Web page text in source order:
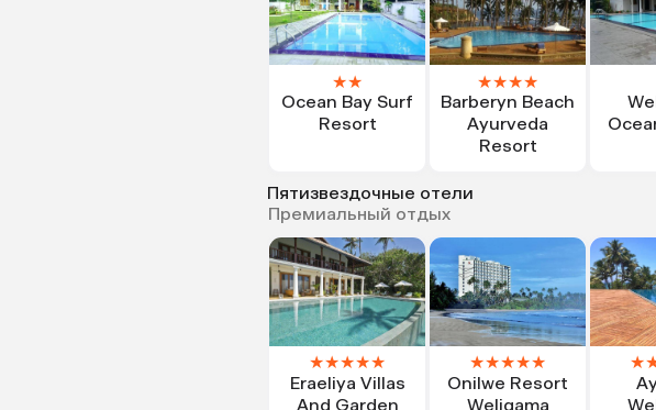
★★
Ocean Bay Surf
Resort
★★★★
Barberyn Beach
Ayurveda
Resort
Пятизвездочные отели
Премиальный отдых
★★★★★
Eraeliya Villas
And Garden
★★★★★
Onilwe Resort
Weligama
★